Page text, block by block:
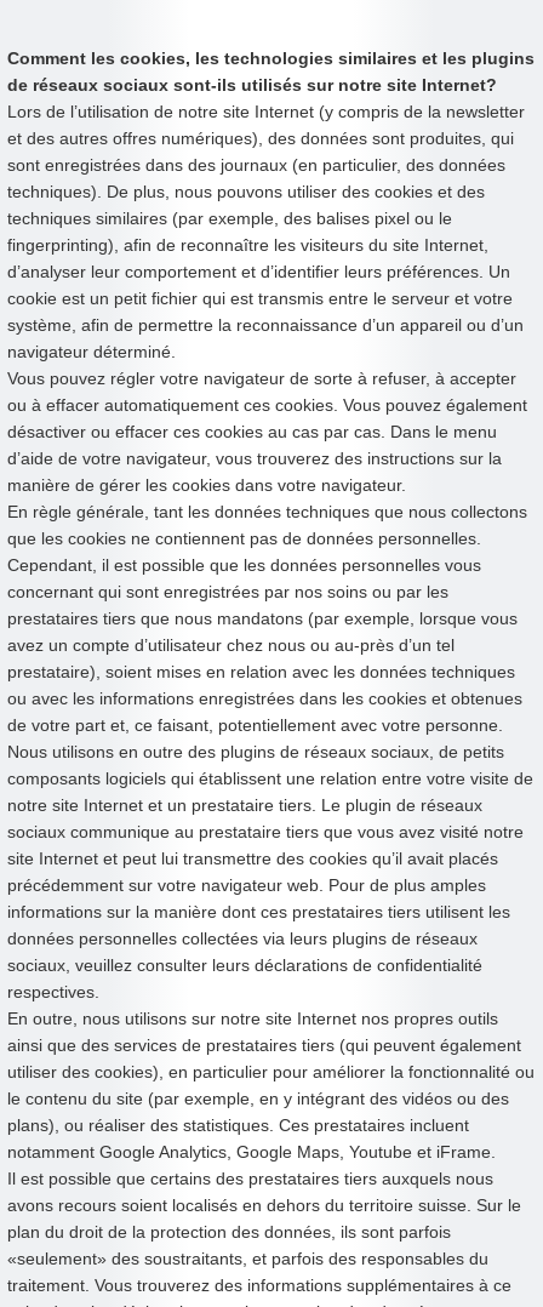
Comment les cookies, les technologies similaires et les plugins
de réseaux sociaux sont-ils utilisés sur notre site Internet?
Lors de l’utilisation de notre site Internet (y compris de la newsletter
et des autres offres numériques), des données sont produites, qui
sont enregistrées dans des journaux (en particulier, des données
techniques). De plus, nous pouvons utiliser des cookies et des
techniques similaires (par exemple, des balises pixel ou le
fingerprinting), afin de reconnaître les visiteurs du site Internet,
d’analyser leur comportement et d’identifier leurs préférences. Un
cookie est un petit fichier qui est transmis entre le serveur et votre
système, afin de permettre la reconnaissance d’un appareil ou d’un
navigateur déterminé.
Vous pouvez régler votre navigateur de sorte à refuser, à accepter
ou à effacer automatiquement ces cookies. Vous pouvez également
désactiver ou effacer ces cookies au cas par cas. Dans le menu
d’aide de votre navigateur, vous trouverez des instructions sur la
manière de gérer les cookies dans votre navigateur.
En règle générale, tant les données techniques que nous collectons
que les cookies ne contiennent pas de données personnelles.
Cependant, il est possible que les données personnelles vous
concernant qui sont enregistrées par nos soins ou par les
prestataires tiers que nous mandatons (par exemple, lorsque vous
avez un compte d’utilisateur chez nous ou au-près d’un tel
prestataire), soient mises en relation avec les données techniques
ou avec les informations enregistrées dans les cookies et obtenues
de votre part et, ce faisant, potentiellement avec votre personne.
Nous utilisons en outre des plugins de réseaux sociaux, de petits
composants logiciels qui établissent une relation entre votre visite de
notre site Internet et un prestataire tiers. Le plugin de réseaux
sociaux communique au prestataire tiers que vous avez visité notre
site Internet et peut lui transmettre des cookies qu’il avait placés
précédemment sur votre navigateur web. Pour de plus amples
informations sur la manière dont ces prestataires tiers utilisent les
données personnelles collectées via leurs plugins de réseaux
sociaux, veuillez consulter leurs déclarations de confidentialité
respectives.
En outre, nous utilisons sur notre site Internet nos propres outils
ainsi que des services de prestataires tiers (qui peuvent également
utiliser des cookies), en particulier pour améliorer la fonctionnalité ou
le contenu du site (par exemple, en y intégrant des vidéos ou des
plans), ou réaliser des statistiques. Ces prestataires incluent
notamment Google Analytics, Google Maps, Youtube et iFrame.
Il est possible que certains des prestataires tiers auxquels nous
avons recours soient localisés en dehors du territoire suisse. Sur le
plan du droit de la protection des données, ils sont parfois
«seulement» des soustraitants, et parfois des responsables du
traitement. Vous trouverez des informations supplémentaires à ce